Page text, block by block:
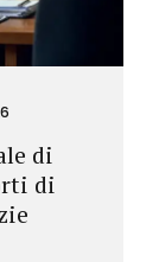
di
di